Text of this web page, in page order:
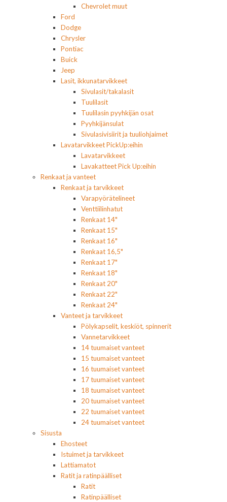
Chevrolet muut
Ford
Dodge
Chrysler
Pontiac
Buick
Jeep
Lasit, ikkunatarvikkeet
Sivulasit/takalasit
Tuulilasit
Tuulilasin pyyhkijän osat
Pyyhkijänsulat
Sivulasivisiirit ja tuuliohjaimet
Lavatarvikkeet PickUp:eihin
Lavatarvikkeet
Lavakatteet Pick Up:eihin
Renkaat ja vanteet
Renkaat ja tarvikkeet
Varapyörätelineet
Venttiilinhatut
Renkaat 14"
Renkaat 15"
Renkaat 16"
Renkaat 16,5"
Renkaat 17"
Renkaat 18"
Renkaat 20"
Renkaat 22"
Renkaat 24"
Vanteet ja tarvikkeet
Pölykapselit, keskiöt, spinnerit
Vannetarvikkeet
14 tuumaiset vanteet
15 tuumaiset vanteet
16 tuumaiset vanteet
17 tuumaiset vanteet
18 tuumaiset vanteet
20 tuumaiset vanteet
22 tuumaiset vanteet
24 tuumaiset vanteet
Sisusta
Ehosteet
Istuimet ja tarvikkeet
Lattiamatot
Ratit ja ratinpäälliset
Ratit
Ratinpäälliset